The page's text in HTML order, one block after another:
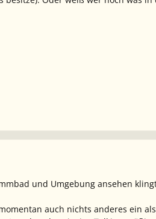
und Umgebung ansehen
auch nichts anderes ein